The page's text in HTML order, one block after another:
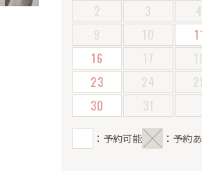
2
3 4
9
10
16
17
23
24
30
31
：予約可能 ：予約